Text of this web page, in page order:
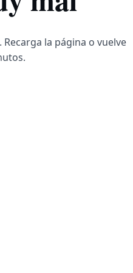
la página o vuelve